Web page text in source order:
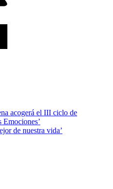
acogerá el III ciclo de
Emociones’
de nuestra vida’